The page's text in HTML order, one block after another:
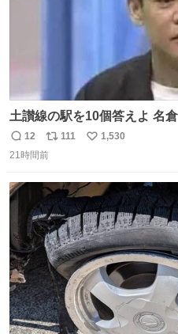
土讃線の駅を10個答えよ 名倉「ほんまごめん、」 ↑正解
（御免駅）
返
信
12
リ
ポ
ト
数
111
い
数
1,530
21時間前